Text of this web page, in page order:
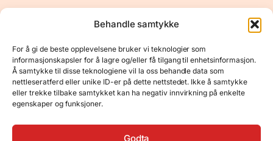
Behandle samtykke
For å gi de beste opplevelsene bruker vi teknologier som
informasjonskapsler for å lagre og/eller få tilgang til enhetsinformasjon.
Å samtykke til disse teknologiene vil la oss behandle data som
nettleseratferd eller unike ID-er på dette nettstedet. Ikke å samtykke
eller trekke tilbake samtykket kan ha negativ innvirkning på enkelte
egenskaper og funksjoner.
Godta
Er vår bloggside hvor vi ønsker å dele våre opplevelser og
gi deg råd og tips innen reiser, hotell - og restauranter,
naturopplevelser, personlig pleie, data, film og bøker m.m.
Nyttige Linker
Om oss
Kontakt
Resurser
Personvernerklæring
Opphavsrett